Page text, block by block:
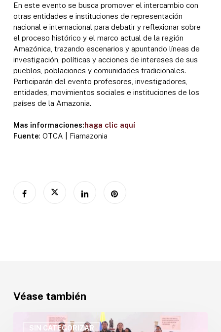
En este evento se busca promover el intercambio con
otras entidades e instituciones de representación
nacional e internacional para debatir y reflexionar sobre
el proceso histórico y el marco actual de la región
Amazónica, trazando escenarios y apuntando líneas de
investigación, políticas y acciones de intereses de sus
pueblos, poblaciones y comunidades tradicionales.
Participarán del evento profesores, investigadores,
entidades, movimientos sociales e instituciones de los
países de la Amazonia.
Mas informaciones:haga clic aquí
Fuente: OTCA | Fiamazonia
Véase también
SIN CATEGORIZAR
participa